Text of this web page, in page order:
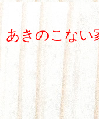
あきのこない